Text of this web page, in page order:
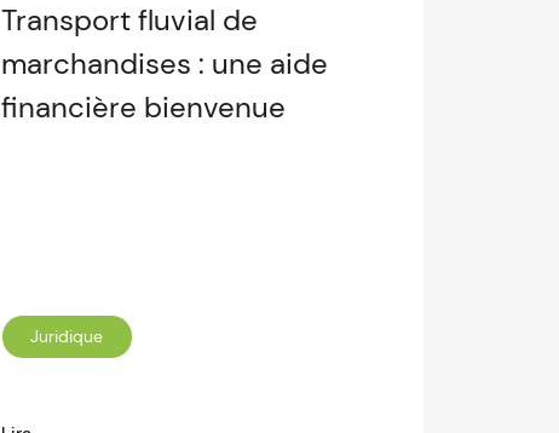
Transport fluvial de
marchandises : une aide
financière bienvenue
Juridique